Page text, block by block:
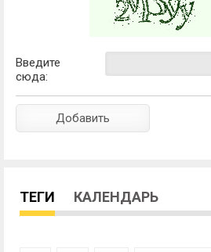
Введите
сюда:
ТЕГИ КАЛЕНДАРЬ